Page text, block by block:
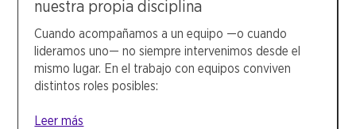
nuestra propia disciplina
Cuando acompañamos a un equipo —o cuando
lideramos uno— no siempre intervenimos desde el
mismo lugar. En el trabajo con equipos conviven
distintos roles posibles:
Leer más